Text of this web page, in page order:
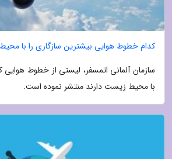
کدام خطوط هوایی بیشترین سازگاری را با
سازمان آلمانی اتمسفر، لیستی از خطوط هوایی
با محیط زیست دارند منتشر نموده است.